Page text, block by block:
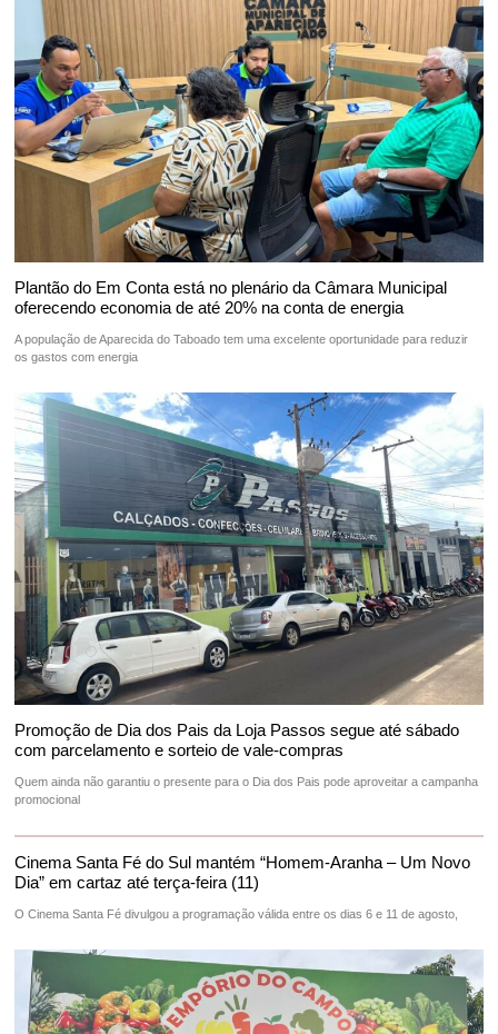
Plantão do Em Conta está no plenário da Câmara Municipal
oferecendo economia de até 20% na conta de energia
A população de Aparecida do Taboado tem uma excelente oportunidade para reduzir
os gastos com energia
Promoção de Dia dos Pais da Loja Passos segue até sábado
com parcelamento e sorteio de vale-compras
Quem ainda não garantiu o presente para o Dia dos Pais pode aproveitar a campanha
promocional
Cinema Santa Fé do Sul mantém “Homem-Aranha – Um Novo
Dia” em cartaz até terça-feira (11)
O Cinema Santa Fé divulgou a programação válida entre os dias 6 e 11 de agosto,